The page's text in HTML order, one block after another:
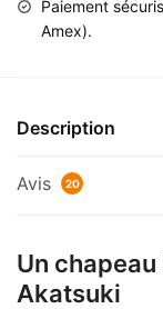
Paiement
Amex).
Description
Avis 20
Un
Akatsuki